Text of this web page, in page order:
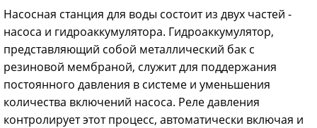
Насосная станция для воды состоит из двух частей -
насоса и гидроаккумулятора. Гидроаккумулятор,
представляющий собой металлический бак с
резиновой мембраной, служит для поддержания
постоянного давления в системе и уменьшения
количества включений насоса. Реле давления
контролирует этот процесс, автоматически включая и